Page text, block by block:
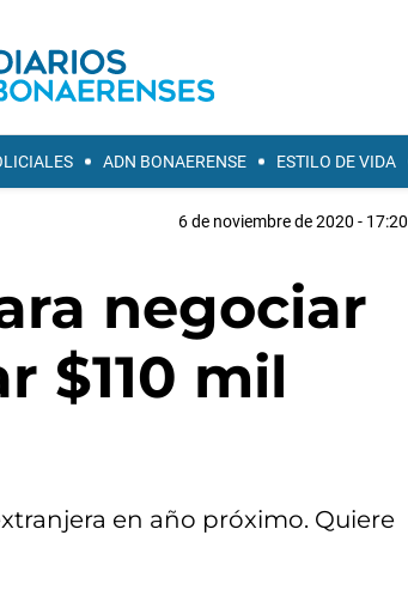
ADN BONAERENSE ESTILO DE VIDA
6 de noviembre de 2020 - 17:20
negociar
$110 mil
en año próximo. Quiere